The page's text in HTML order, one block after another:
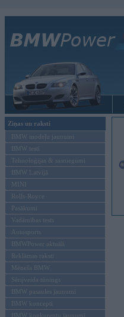
Ziņas un raksti
BMW modeļu jaunumi
BMW testi
Tehnoloģijas & sasniegumi
BMW Latvijā
MINI
Rolls-Royce
Pasākumi
Vadāmības tests
Autosports
BMWPower aktuāli
Reklāmas raksti
Mēneša BMW
Sērijveida tūnings
BMW pasaules jaunumi
BMW koncepti
BMW konkurentu jaunumi